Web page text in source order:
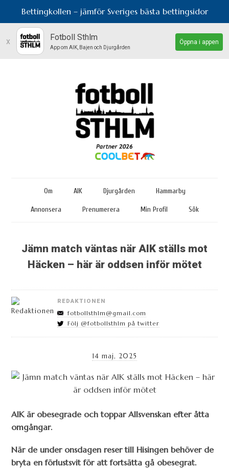
Bettingkollen – jämför Sveriges bästa bettingsidor
x Fotboll Sthlm
App om AIK, Bajen och Djurgården
Öppna i appen
Om AIK Djurgården Hammarby
Annonsera Prenumerera Min Profil Sök
Jämn match väntas när AIK ställs mot
Häcken – här är oddsen inför mötet
REDAKTIONEN
fotbollsthlm@gmail.com
Följ @fotbollsthlm på twitter
14 maj, 2025
AIK är obesegrade och toppar Allsvenskan efter åtta
omgångar.
När de under onsdagen reser till Hisingen behöver de
bryta en förlustsvit för att fortsätta gå obesegrat.